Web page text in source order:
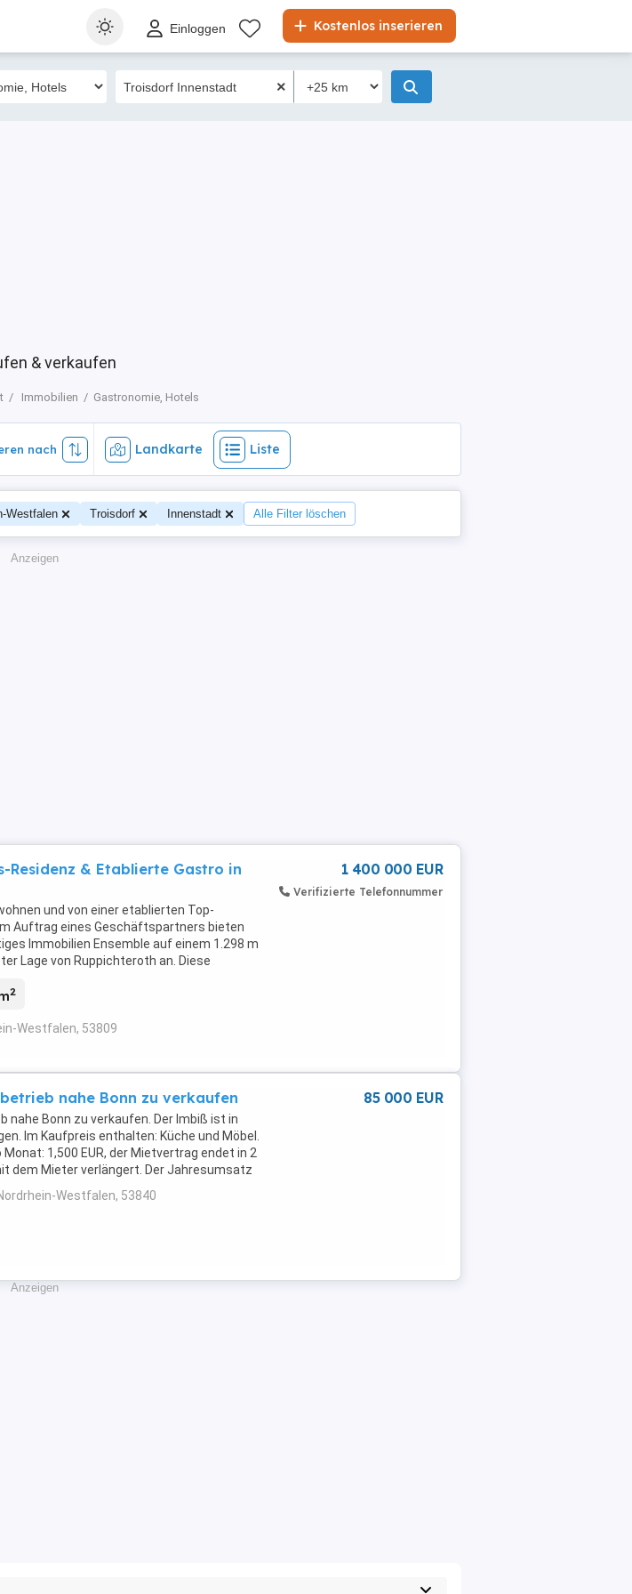
Kostenlos inserieren
Einloggen
& verkaufen
Immobilien Gastronomie, Hotels
Landkarte Liste
nach Landkarte Liste
Westfalen Troisdorf Innenstadt Alle Filter löschen
Anzeigen
Residenz & Etablierte Gastro in
und von einer etablierten Top-
Auftrag eines Geschäftspartners bieten
Immobilien Ensemble auf einem 1.298 m
Lage von Ruppichteroth an. Diese
2
Westfalen, 53809
1 400 000 EUR
Verifizierte Telefonnummer
nahe Bonn zu verkaufen
nahe Bonn zu verkaufen. Der Imbiß ist in
Im Kaufpreis enthalten: Küche und Möbel.
1,500 EUR, der Mietvertrag endet in 2
dem Mieter verlängert. Der Jahresumsatz
Westfalen, 53840
85 000 EUR
Anzeigen